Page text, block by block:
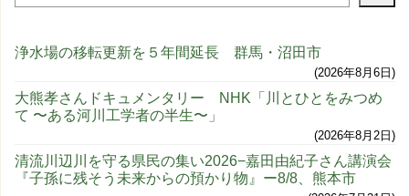
浄水場の移転更新を５年間延長 群馬・沼田市
2026年8月6日
大熊孝さんドキュメンタリー NHK「川とひとをみつめ
て 〜ある河川工学者の半生〜」
2026年8月2日
清流川辺川を守る県民の集い2026−嘉田由紀子さん講演会
『子孫に残そう未来からの預かり物』ー8/8、熊本市